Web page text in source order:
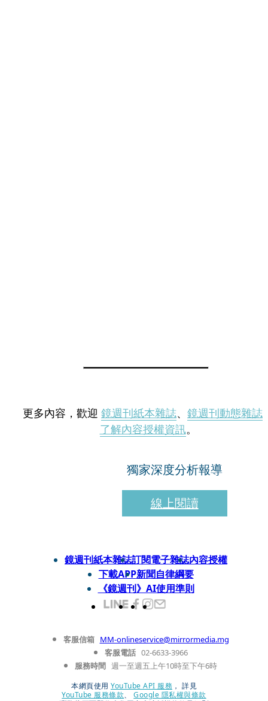
更多內容，歡迎 鏡週刊紙本雜誌、 鏡週刊動態雜誌
了解內容授權資訊。
獨家深度分析報導
線上閱讀
鏡週刊紙本雜誌訂閱電子雜誌內容授權
下載APP新聞自律綱要
《鏡週刊》AI使用準則
客服信箱 MM-onlineservice@mirrormedia.mg
客服電話 02-6633-3966
服務時間 週一至週五上午10時至下午6時
本網頁使用 YouTube API 服務 ， 詳見
YouTube 服務條款、
Google 隱私權與條款